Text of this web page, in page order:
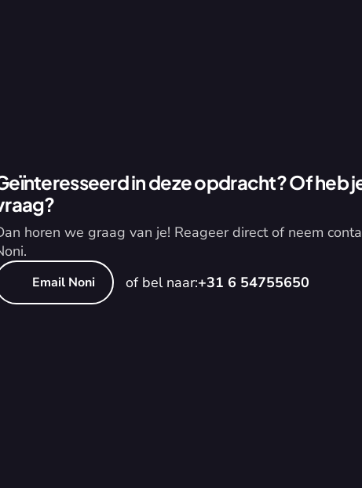
in deze opdracht? Of heb
horen we graag van je! Reageer direct of neem
Email Noni of bel naar:+31 6 54755650